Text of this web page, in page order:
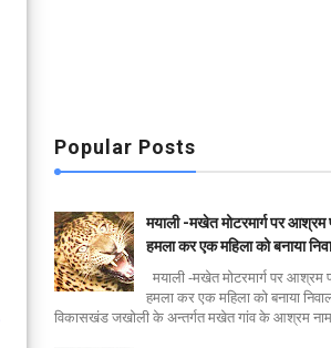
Popular Posts
मयाली -मखेत मोटरमार्ग पर आश्रम
हमला कर एक महिला को बनाया
मयाली -मखेत मोटरमार्ग पर आश्रम
हमला कर एक महिला को बनाया
विकासखंड जखोली के अन्तर्गत मखेत गांव के आश्रम